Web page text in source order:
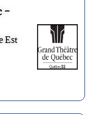
–
Est